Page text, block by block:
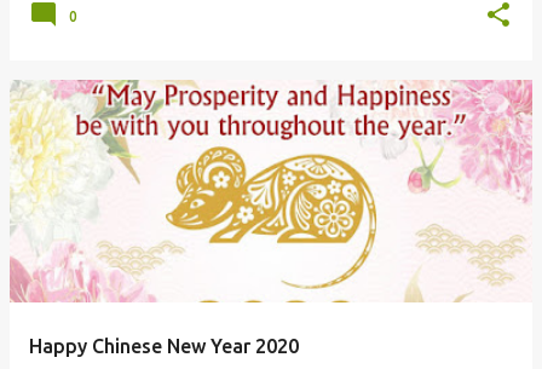
0
Happy Chinese New Year 2020